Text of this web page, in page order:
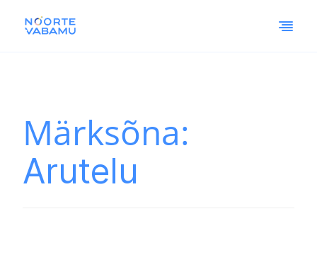
Märksõna:
Arutelu